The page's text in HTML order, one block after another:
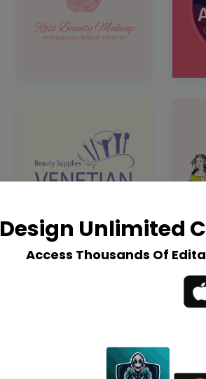
Design Unlimited
Access Thousands Of